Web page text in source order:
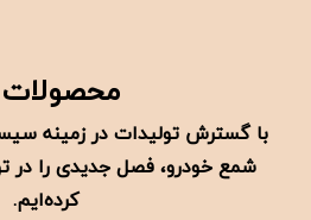
محصولات
با گسترش تولیدات در زمینه
شمع خودرو، فصل جدیدی را در
کرده‌ایم.